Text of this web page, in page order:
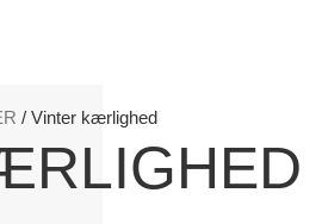
/ Vinter kærlighed